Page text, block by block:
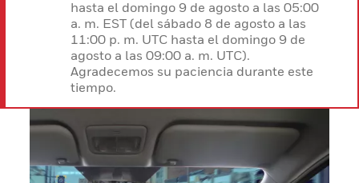
hasta el domingo 9 de agosto a las 05:00
a. m. EST (del sábado 8 de agosto a las
11:00 p. m. UTC hasta el domingo 9 de
agosto a las 09:00 a. m. UTC).
Agradecemos su paciencia durante este
tiempo.